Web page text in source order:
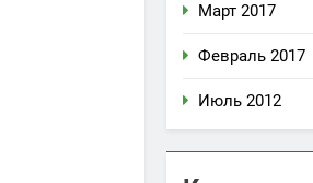
Март 2017
Февраль 2017
Июль 2012